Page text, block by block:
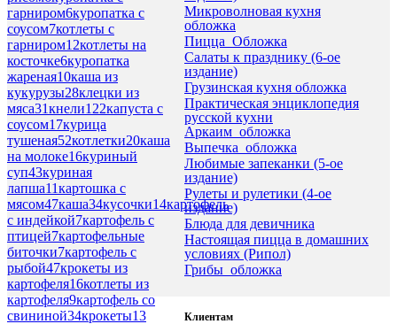
гарниром6куропатка с
соусом7котлеты с
гарниром12котлеты на
косточке6куропатка
жареная10каша из
кукурузы28клецки из
мяса31кнели122капуста с
соусом17курица
тушеная52котлетки20каша
на молоке16куриный
суп43куриная
лапша11картошка с
мясом47каша34кусочки14картофель
с индейкой7картофель с
птицей7картофельные
биточки7картофель с
рыбой47крокеты из
картофеля16котлеты из
картофеля9картофель со
свининой34крокеты13
Микроволновая кухня
обложка
Пицца_Обложка
Салаты к празднику (6-ое
издание)
Грузинская кухня обложка
Практическая энциклопедия
русской кухни
Аркаим_обложка
Выпечка_обложка
Любимые запеканки (5-ое
издание)
Рулеты и рулетики (4-ое
издание)
Блюда для девичника
Настоящая пицца в домашних
условиях (Рипол)
Грибы_обложка
Клиентам